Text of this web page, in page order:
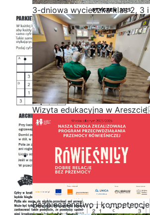
3-dniowa wycieczka klas 2, 3 i
4 technikum w Bieszczady
Wizyta edukacyjna w Areszcie
Śledczym w Radomiu
Bezpieczeństwo i kompetencje